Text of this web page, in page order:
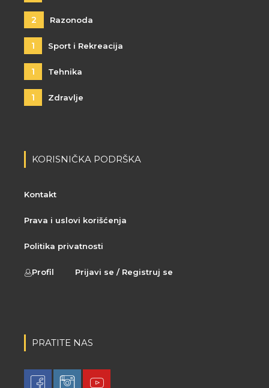
2 Razonoda
1 Sport i Rekreacija
1 Tehnika
1 Zdravlje
KORISNIČKA PODRŠKA
Kontakt
Prava i uslovi korišćenja
Politika privatnosti
Profil Prijavi se / Registruj se
PRATITE NAS